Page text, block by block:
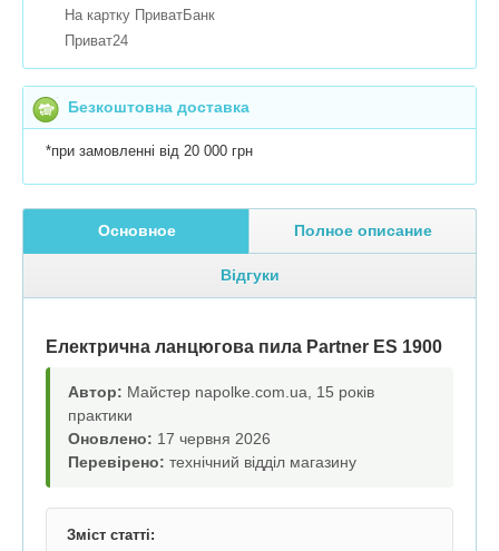
На картку ПриватБанк
Приват24
Безкоштовна доставка
*при замовленні від 20 000 грн
Основное Полное описание
Відгуки
Електрична ланцюгова пила Partner ES 1900
Автор: Майстер napolke.com.ua, 15 років
практики
Оновлено: 17 червня 2026
Перевірено: технічний відділ магазину
Зміст статті: